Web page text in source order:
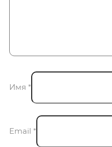
Имя *
Email *